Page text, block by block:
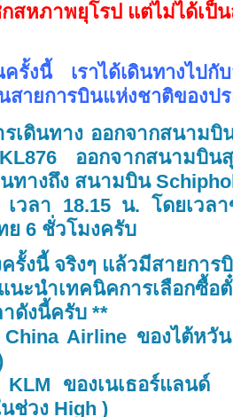
สหภาพยุโรป แต่ไม่ได้เป็
นครั้งนี้ เราได้เดินทางไ
สายการบินแห่งชาติของป
รเดินทาง ออกจากสนาม
ออกจากสนามบิ
ทางถึง สนามบิน
เวลา 18.15 น. โดยเวล
ย 6 ชั่วโมงครับ
รั้งนี้ จริงๆ แล้วมีสายการ
นะนำเทคนิคการเลือกซื้อ
ดังนี้ครับ **
China Airline ของไต้ห
KLM ของเนเธอร์แลน
ช่วง High )